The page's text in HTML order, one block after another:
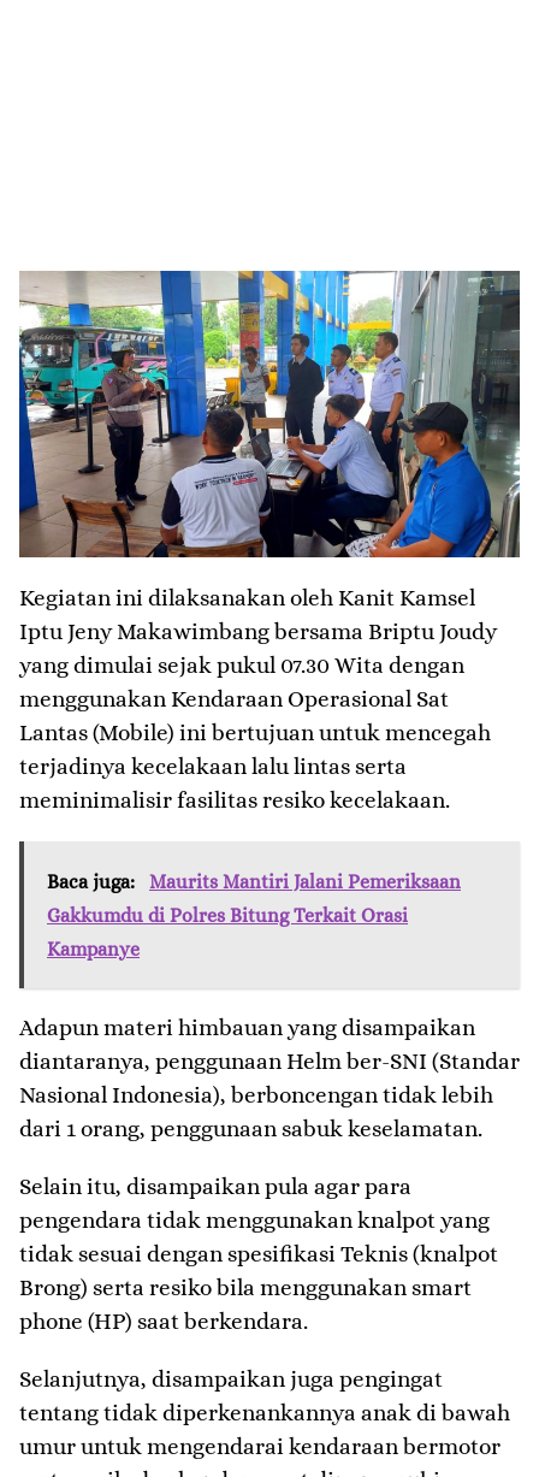
Kegiatan ini dilaksanakan oleh Kanit Kamsel
Iptu Jeny Makawimbang bersama Briptu Joudy
yang dimulai sejak pukul 07.30 Wita dengan
menggunakan Kendaraan Operasional Sat
Lantas (Mobile) ini bertujuan untuk mencegah
terjadinya kecelakaan lalu lintas serta
meminimalisir fasilitas resiko kecelakaan.
Baca juga:
Maurits Mantiri Jalani Pemeriksaan
Gakkumdu di Polres Bitung Terkait Orasi
Kampanye
Adapun materi himbauan yang disampaikan
diantaranya, penggunaan Helm ber-SNI (Standar
Nasional Indonesia), berboncengan tidak lebih
dari 1 orang, penggunaan sabuk keselamatan.
Selain itu, disampaikan pula agar para
pengendara tidak menggunakan knalpot yang
tidak sesuai dengan spesifikasi Teknis (knalpot
Brong) serta resiko bila menggunakan smart
phone (HP) saat berkendara.
Selanjutnya, disampaikan juga pengingat
tentang tidak diperkenankannya anak di bawah
umur untuk mengendarai kendaraan bermotor